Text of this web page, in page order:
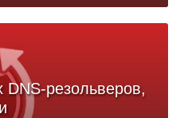
DNS-резольверов,